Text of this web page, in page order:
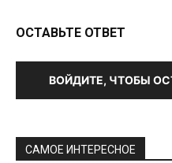
ОСТАВЬТЕ ОТВЕТ
ВОЙДИТЕ, ЧТОБЫ
САМОЕ ИНТЕРЕСНОЕ